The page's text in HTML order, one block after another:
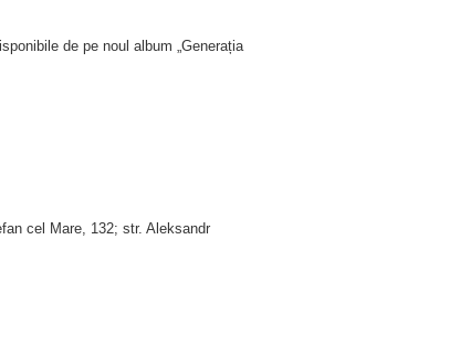
de pe noul album „Generația
cel Mare, 132; str. Aleksandr